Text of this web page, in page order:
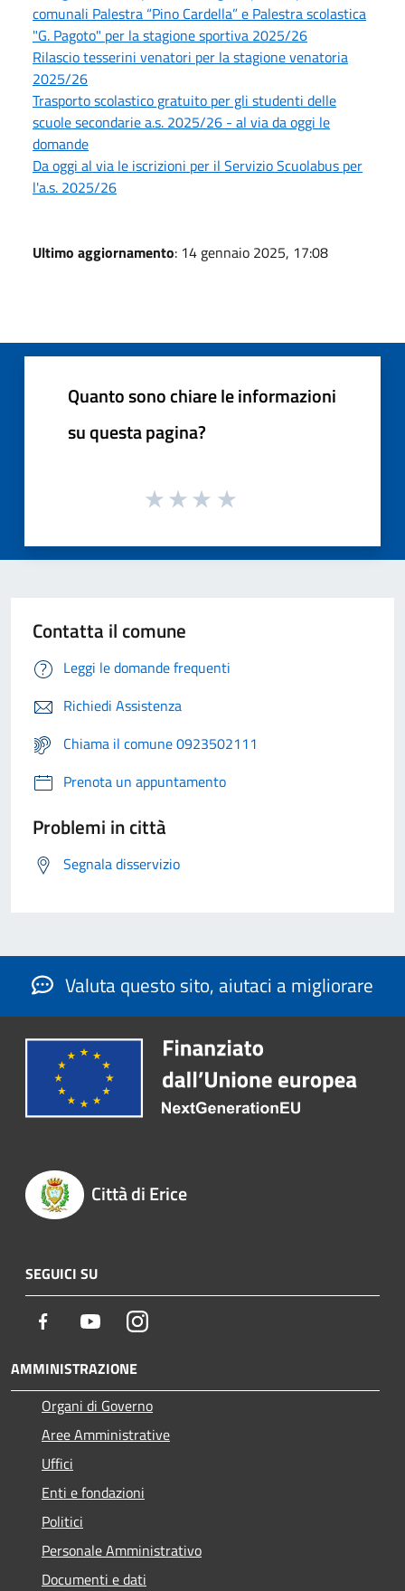
comunali Palestra “Pino Cardella” e Palestra scolastica
"G. Pagoto" per la stagione sportiva 2025/26
Rilascio tesserini venatori per la stagione venatoria
2025/26
Trasporto scolastico gratuito per gli studenti delle
scuole secondarie a.s. 2025/26 - al via da oggi le
domande
Da oggi al via le iscrizioni per il Servizio Scuolabus per
l'a.s. 2025/26
Ultimo aggiornamento: 14 gennaio 2025, 17:08
Quanto sono chiare le informazioni
su questa pagina?
Contatta il comune
Leggi le domande frequenti
Richiedi Assistenza
Chiama il comune 0923502111
Prenota un appuntamento
Problemi in città
Segnala disservizio
Valuta questo sito, aiutaci a migliorare
Città di Erice
SEGUICI SU
Facebook YoutubeInstagram
AMMINISTRAZIONE
Organi di Governo
Aree Amministrative
Uffici
Enti e fondazioni
Politici
Personale Amministrativo
Documenti e dati